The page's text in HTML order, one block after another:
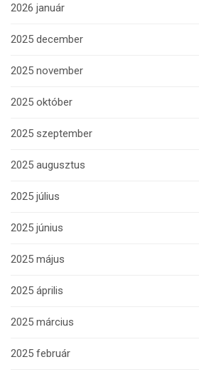
2026 január
2025 december
2025 november
2025 október
2025 szeptember
2025 augusztus
2025 július
2025 június
2025 május
2025 április
2025 március
2025 február